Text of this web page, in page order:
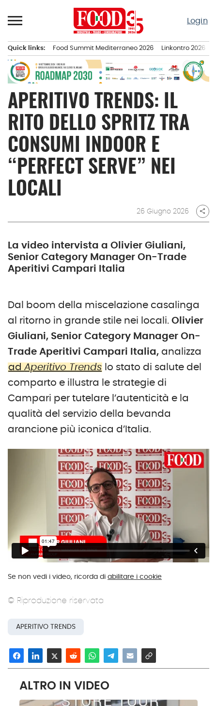
al
Login
principale
Quick links: Food Summit Mediterraneo 2026 Linkontro 2026
APERITIVO TRENDS: IL
RITO DELLO SPRITZ TRA
CONSUMI INDOOR E
“PERFECT SERVE” NEI
LOCALI
26 Giugno 2026 share
La video intervista a Olivier Giuliani,
Senior Category Manager On-Trade
Aperitivi Campari Italia
Dal boom della miscelazione casalinga
al ritorno in grande stile nei locali. Olivier
Giuliani, Senior Category Manager On-
Trade Aperitivi Campari Italia, analizza
adAperitivo Trends lo stato di salute del
comparto e illustra le strategie di
Campari per tutelare l’autenticità e la
qualità del servizio della bevanda
arancione più iconica d’Italia.
Se non vedi i video, ricorda di abilitare i cookie
© Riproduzione riservata
APERITIVO TRENDS
ALTRO IN VIDEO